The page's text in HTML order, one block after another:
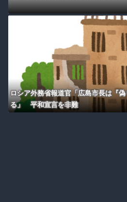
ロシア外務省報道官「広島市長は『
る」 平和宣言を非難